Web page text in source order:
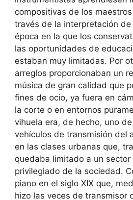
compositivas de los
través de la interpretación
época en la que los
las oportunidades de
estaban muy limitadas. Por
arreglos proporcionaban un
música de gran calidad que
fines de ocio, ya fuera en
la corte o en entornos
vihuela era, de hecho, uno
vehículos de transmisión del
en las clases urbanas que,
quedaba limitado a un
privilegiado de la sociedad.
piano en el siglo XIX que,
hizo las veces de transmisor